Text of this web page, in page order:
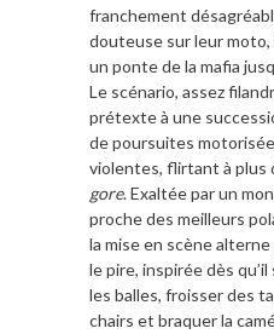
franchement
douteuse sur leur
un ponte de la mafia
Le scénario, assez
prétexte à une
de poursuites
violentes, flirtant à plus
gore. Exaltée par un
proche des meilleurs
la mise en scène
le pire, inspirée dès
les balles, froisser des
chairs et braquer la